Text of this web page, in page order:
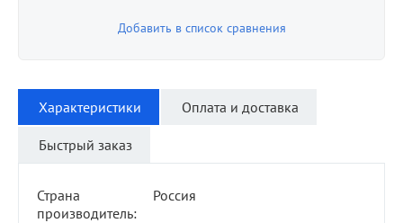
Добавить в список сравнения
Характеристики Оплата и доставка
Быстрый заказ
Страна
производитель:
Россия